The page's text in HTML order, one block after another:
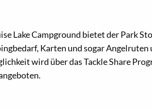
Lake Campground bietet der Park
Karten und sogar Angelruten
wird über das Tackle Share